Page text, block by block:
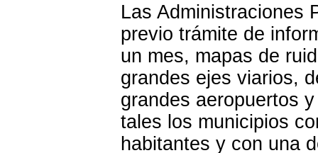
Las Administraciones
previo trámite de
un mes, mapas de
grandes ejes viarios,
grandes aeropuertos
tales los municipios
habitantes y con una